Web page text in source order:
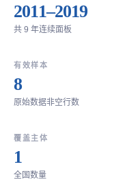
2011–2019
共 9 年连续面板
有效样本
8
原始数据非空行数
覆盖主体
1
全国数量